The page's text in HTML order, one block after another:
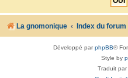
La gnomonique Index du forum
Développé parphpBB®
Style by
Traduit par